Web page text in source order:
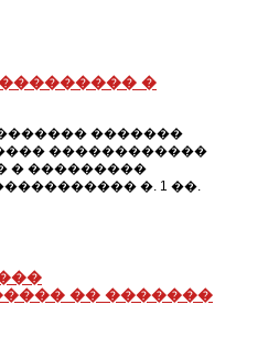
�
�������
������������
� ���������
�. 1 ��.
�� �������